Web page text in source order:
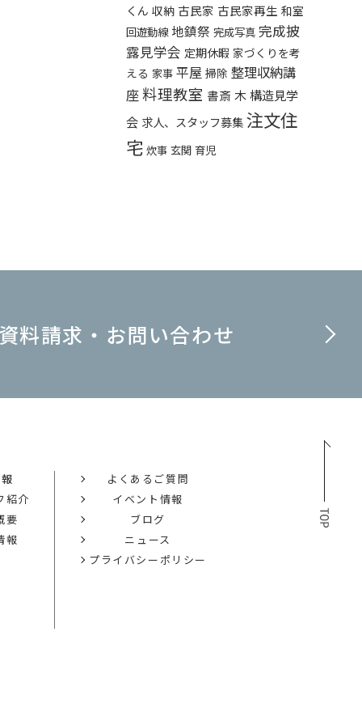
くん 収納 古民家 古民家再生 和室
回遊動線 地鎮祭 完成写真 完成披
露見学会 定期休暇 家づくりを考
える 家事 平屋 掃除 整理収納講
座料理教室 書斎 木構造見学
会 求人、スタッフ募集注文住
宅 炊事 玄関 育児
料請求・お問い合わせ
紹介
要
報
よくあるご質問
イベント情報
ブログ
ニュース
プライバシーポリシー